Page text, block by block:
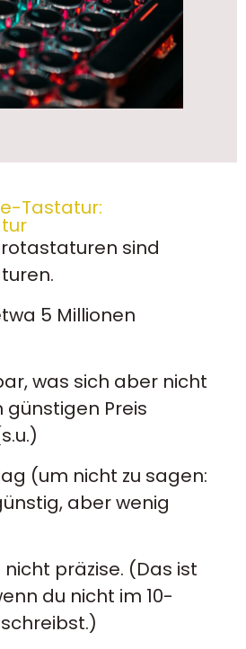
Tastatur:
sind
5 Millionen
was sich aber nicht
Preis
(um nicht zu sagen:
aber wenig
präzise. (Das ist
du nicht im 10-